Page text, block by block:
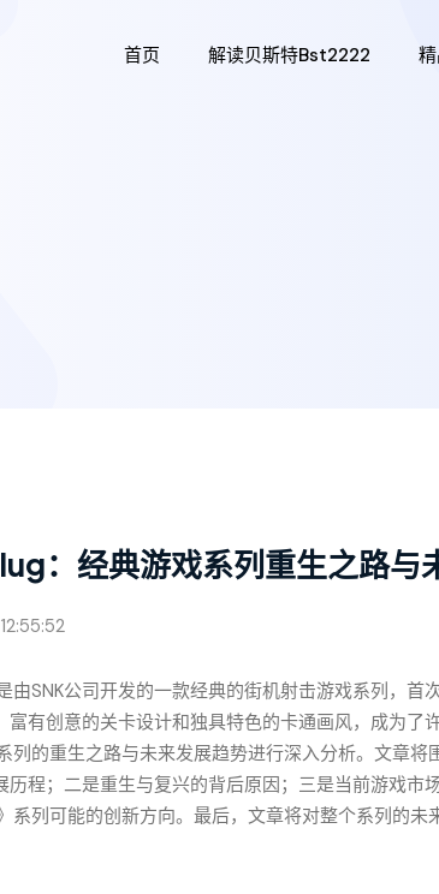
首页 解读贝斯特bst2222
：经典游戏系列重生之路与
由SNK公司开发的一款经典的街机射击游戏系列，首
富有创意的关卡设计和独具特色的卡通画风，成为了
列的重生之路与未来发展趋势进行深入分析。文章
历程；二是重生与复兴的背后原因；三是当前游戏市
系列可能的创新方向。最后，文章将对整个系列的未